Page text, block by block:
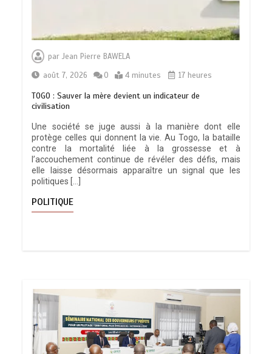
parJean Pierre BAWELA
août 7, 2026
0 4 minutes 17 heures
TOGO : Sauver la mère devient un indicateur de
civilisation
Une société se juge aussi à la manière dont elle
protège celles qui donnent la vie. Au Togo, la bataille
contre la mortalité liée à la grossesse et à
l’accouchement continue de révéler des défis, mais
elle laisse désormais apparaître un signal que les
politiques […]
POLITIQUE